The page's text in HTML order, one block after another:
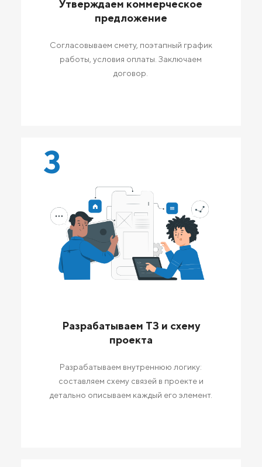
Утверждаем коммерческое
предложение
Согласовываем смету, поэтапный график
работы, условия оплаты. Заключаем
договор.
3
Разрабатываем ТЗ и схему
проекта
Разрабатываем внутреннюю логику:
составляем схему связей в проекте и
детально описываем каждый его элемент.